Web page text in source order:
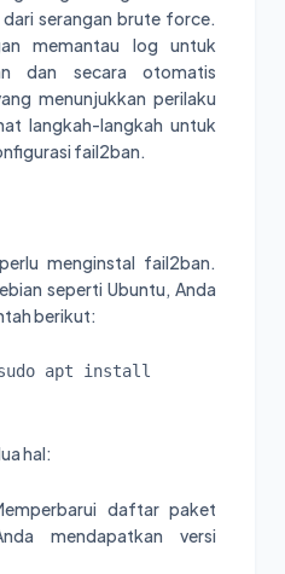
serangan brute force.
memantau log untuk
dan secara otomatis
menunjukkan perilaku
langkah-langkah untuk
fail2ban.
menginstal fail2ban.
seperti Ubuntu, Anda
berikut:
apt install
hal:
daftar paket
mendapatkan versi